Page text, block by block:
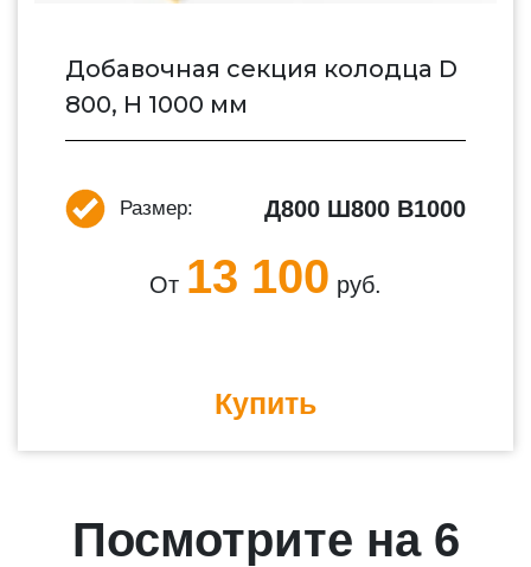
Добавочная секция колодца D
800, H 1000 мм
Размер: Д800 Ш800 В1000
От 13 100 руб.
Купить
Посмотрите на 6